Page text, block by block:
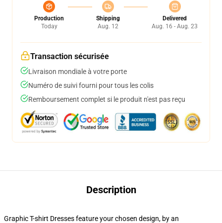
Production
Today
Shipping
Aug. 12
Delivered
Aug. 16 - Aug. 23
Transaction sécurisée
Livraison mondiale à votre porte
Numéro de suivi fourni pour tous les colis
Remboursement complet si le produit n'est pas reçu
Description
Graphic T-shirt Dresses feature your chosen design, by an